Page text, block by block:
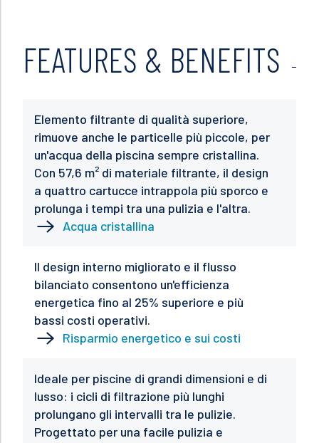
FEATURES & BENEFITS
Elemento filtrante di qualità superiore,
rimuove anche le particelle più piccole, per
un'acqua della piscina sempre cristallina.
Con 57,6 m² di materiale filtrante, il design
a quattro cartucce intrappola più sporco e
prolunga i tempi tra una pulizia e l'altra.
Acqua cristallina
Il design interno migliorato e il flusso
bilanciato consentono un'efficienza
energetica fino al 25% superiore e più
bassi costi operativi.
Risparmio energetico e sui costi
Ideale per piscine di grandi dimensioni e di
lusso: i cicli di filtrazione più lunghi
prolungano gli intervalli tra le pulizie.
Progettato per una facile pulizia e